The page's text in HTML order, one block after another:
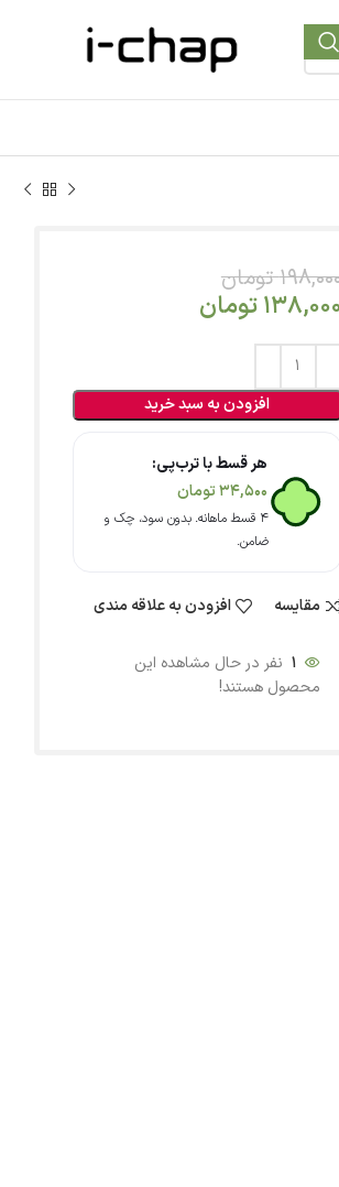
تومان
تومان
افزودن به سبد خرید
هر قسط با ترب‌پی:
34,500تومان
۴ قسط ماهانه. بدون سود، چک و
ضامن.
مقایسه افزودن به علاقه مندی
1 نفر در حال مشاهده این
محصول هستند!